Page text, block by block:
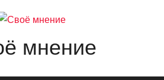
мнение